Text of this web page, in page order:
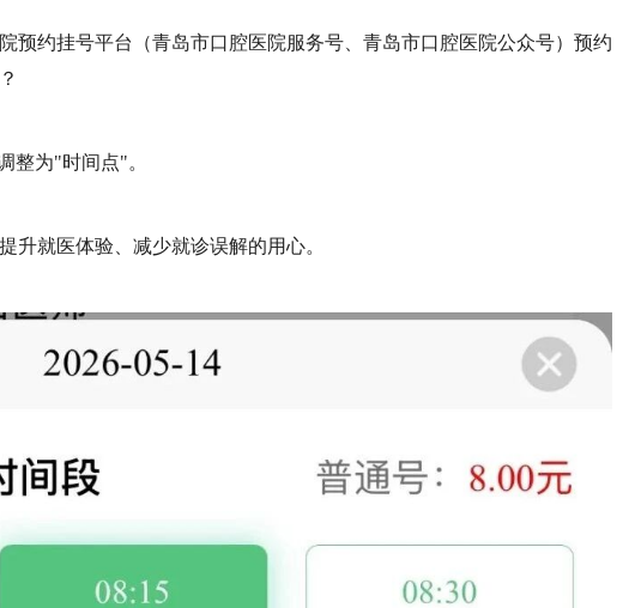
预约挂号平台（青岛市口腔医院服务号、青岛市口腔医院公众号）预约
整为"时间点"。
升就医体验、减少就诊误解的用心。